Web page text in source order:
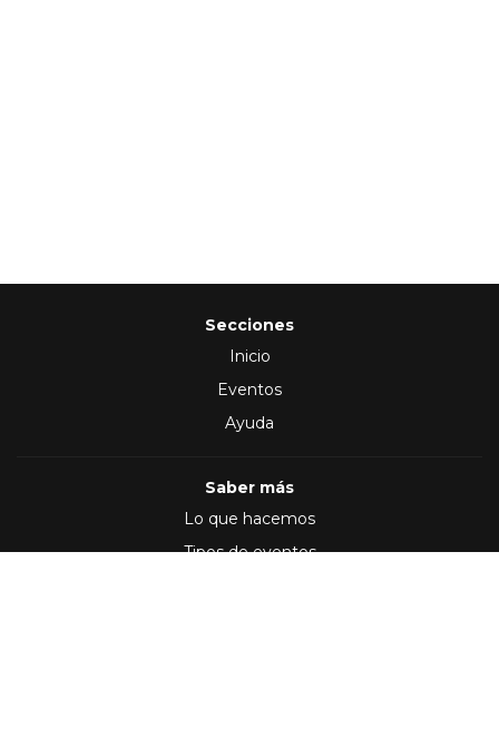
Secciones
Inicio
Eventos
Ayuda
Saber más
Lo que hacemos
Tipos de eventos